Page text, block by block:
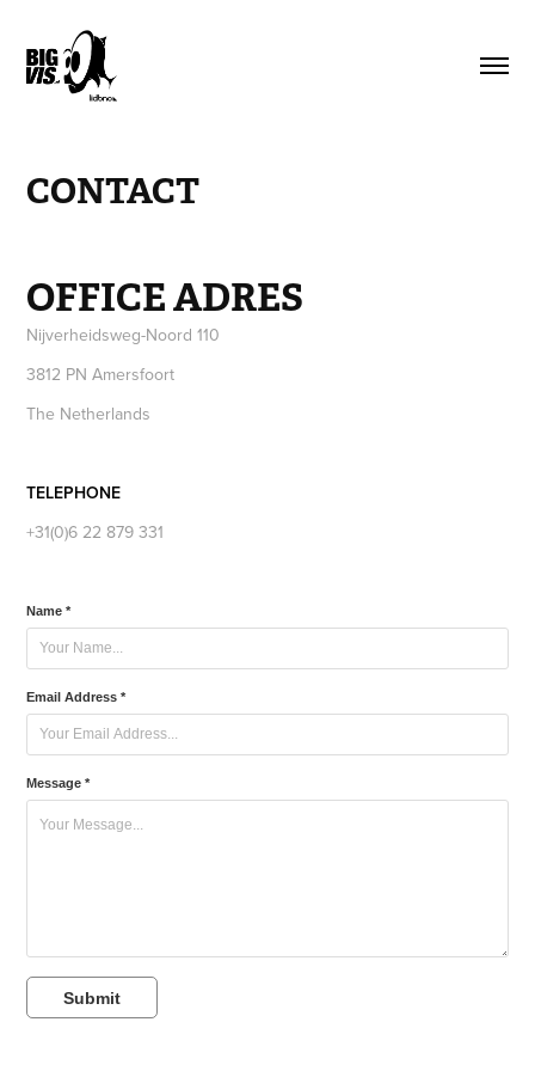
CONTACT
OFFICE ADRES
Nijverheidsweg-Noord 110
3812 PN Amersfoort
The Netherlands
TELEPHONE
+31(0)6 22 879 331
Name *
Email Address *
Message *
Submit